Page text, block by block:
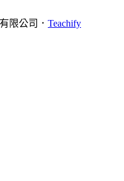
限公司． Teachify